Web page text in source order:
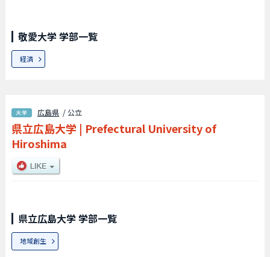
敬愛大学 学部一覧
経済
広島県 / 公立
県立広島大学 | Prefectural University of
Hiroshima
県立広島大学 学部一覧
地域創生